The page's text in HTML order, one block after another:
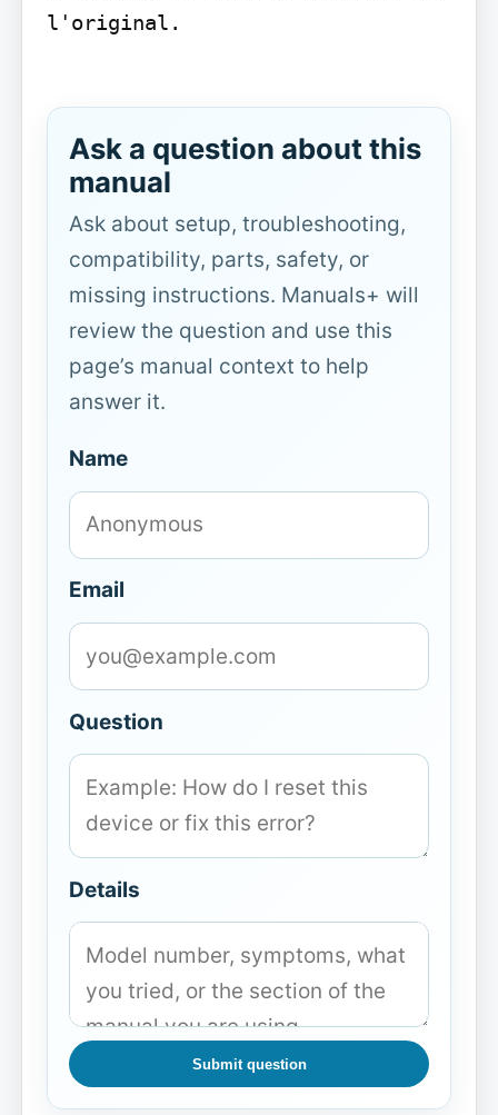
l'original.
Ask a question about this
manual
Ask about setup, troubleshooting,
compatibility, parts, safety, or
missing instructions. Manuals+ will
review the question and use this
page’s manual context to help
answer it.
Name
Email
Question
Details
Submit question